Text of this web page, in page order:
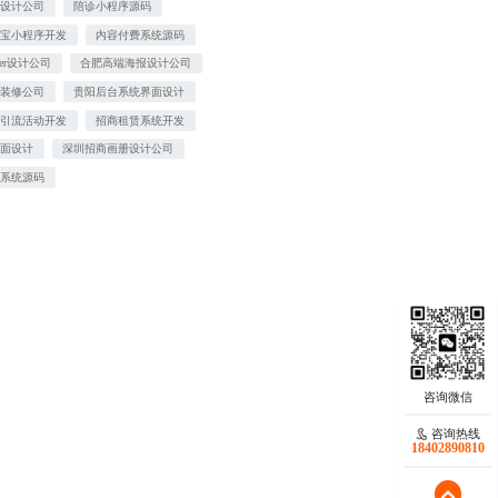
计公司 陪诊小程序源码
小程序开发 内容付费系统源码
设计公司 合肥高端海报设计公司
修公司 贵阳后台系统界面设计
流活动开发 招商租赁系统开发
设计 深圳招商画册设计公司
统源码
咨询热线
18402890810